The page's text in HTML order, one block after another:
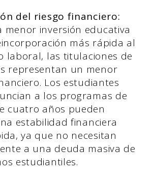
del riesgo financiero:
menor inversión educativa
más rápida al
laboral, las titulaciones de
representan un menor
Los estudiantes
a los programas de
cuatro años pueden
estabilidad financiera
ya que no necesitan
a una deuda masiva de
estudiantiles.